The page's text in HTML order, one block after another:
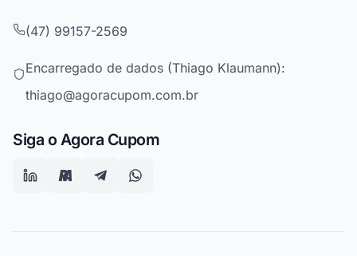
(47) 99157-2569
Encarregado de dados (Thiago Klaumann):
thiago@agoracupom.com.br
Siga o Agora Cupom